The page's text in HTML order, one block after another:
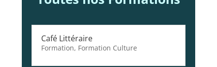
Café Littéraire
Formation, Formation Culture